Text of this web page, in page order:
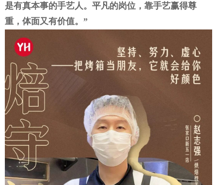
是有真本事的手艺人。平凡的岗位，靠手艺赢得尊
重，体面又有价值。”